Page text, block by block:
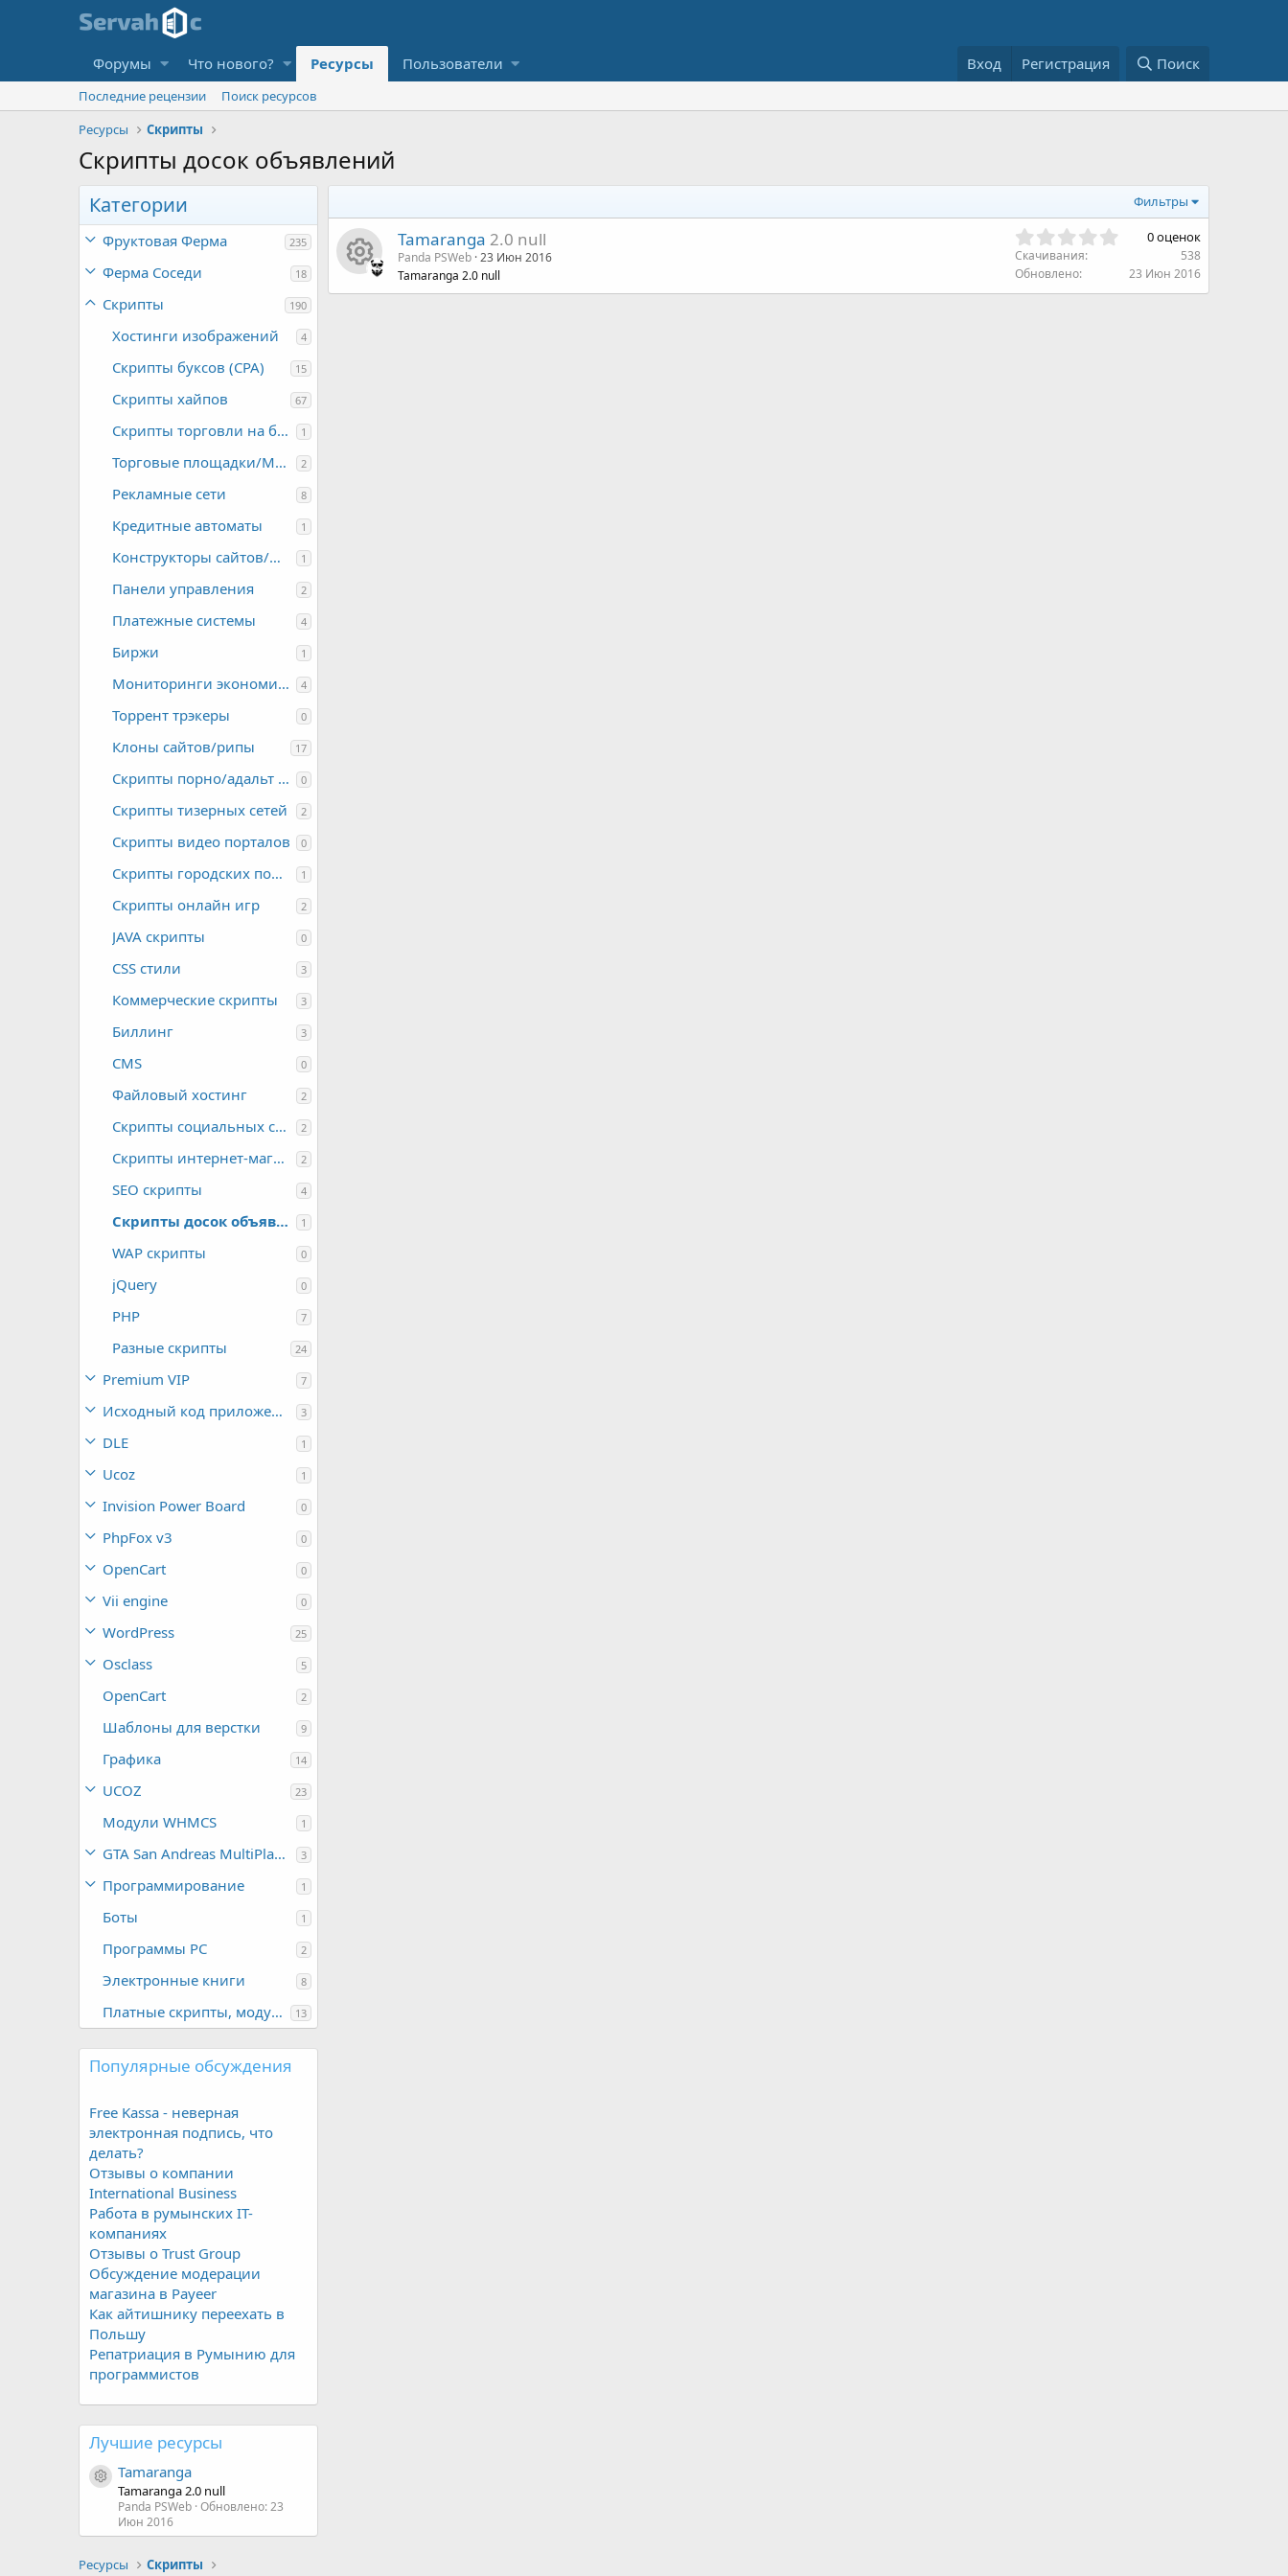
Форумы Что нового? Ресурсы Пользователи Вход Регистрация Поиск
Последние рецензии
Поиск ресурсов
Ресурсы
Скрипты
Скрипты досок объявлений
Категории
Фруктовая Ферма 235
Ферма Соседи 18
Скрипты 190
Хостинги изображений 4
Скрипты буксов (CPA) 15
Скрипты хайпов 67
Скрипты торговли на бирже 1
Торговые площадки/Молы 2
Рекламные сети 8
Кредитные автоматы 1
Конструкторы сайтов/шаблонов 1
Панели управления 2
Платежные системы 4
Биржи 1
Мониторинги экономических игр 4
Торрент трэкеры 0
Клоны сайтов/рипы 17
Скрипты порно/адальт сайтов 0
Скрипты тизерных сетей 2
Скрипты видео порталов 0
Скрипты городских порталов 1
Скрипты онлайн игр 2
JAVA скрипты 0
CSS стили 3
Коммерческие скрипты 3
Биллинг 3
CMS 0
Файловый хостинг 2
Скрипты социальных сетей 2
Скрипты интернет-магазинов 2
SEO скрипты 4
Скрипты досок объявлений 1
WAP скрипты 0
jQuery 0
PHP 7
Разные скрипты 24
Premium VIP 7
Исходный код приложений 3
DLE 1
Ucoz 1
Invision Power Board 0
PhpFox v3 0
OpenCart 0
Vii engine 0
WordPress 25
Osclass 5
OpenCart 2
Шаблоны для верстки 9
Графика 14
UCOZ 23
Модули WHMCS 1
GTA San Andreas MultiPlayer 3
Программирование 1
Боты 1
Программы PC 2
Электронные книги 8
Платные скрипты, модули... 13
Популярные обсуждения
Free Kassa - неверная
электронная подпись, что
делать?
Отзывы о компании
International Business
Работа в румынских IT-
компаниях
Отзывы о Trust Group
Обсуждение модерации
магазина в Payeer
Как айтишнику переехать в
Польшу
Репатриация в Румынию для
программистов
Лучшие ресурсы
Иконка ресурса
Tamaranga
Tamaranga 2.0 null
Panda PSWeb Обновлено:23
Июн 2016
Фильтры
Tamaranga 2.0 null
Panda PSWeb 23 Июн 2016
Tamaranga 2.0 null
0
0 оценок
Скачивания
538
Обновлено
23 Июн 2016
Ресурсы Скрипты